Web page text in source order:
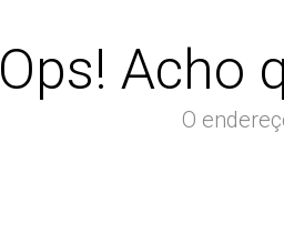
Ops! Acho
O